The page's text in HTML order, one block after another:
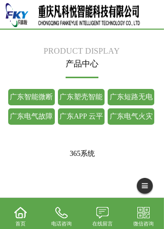
PRODUCT DISPLAY
产品中心
广东智能微断 广东塑壳智能
断路器
广东短路无电
弧保护器
广东电气故障 广东APP 云平 广东电气火灾
365系统
首页 电话咨询 在线留言 微信咨询